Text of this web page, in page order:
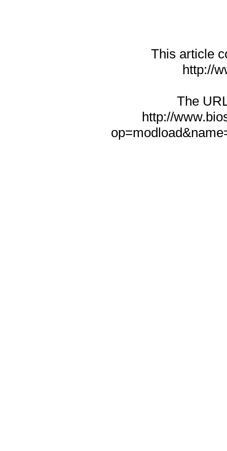
This article
http://
The
http://